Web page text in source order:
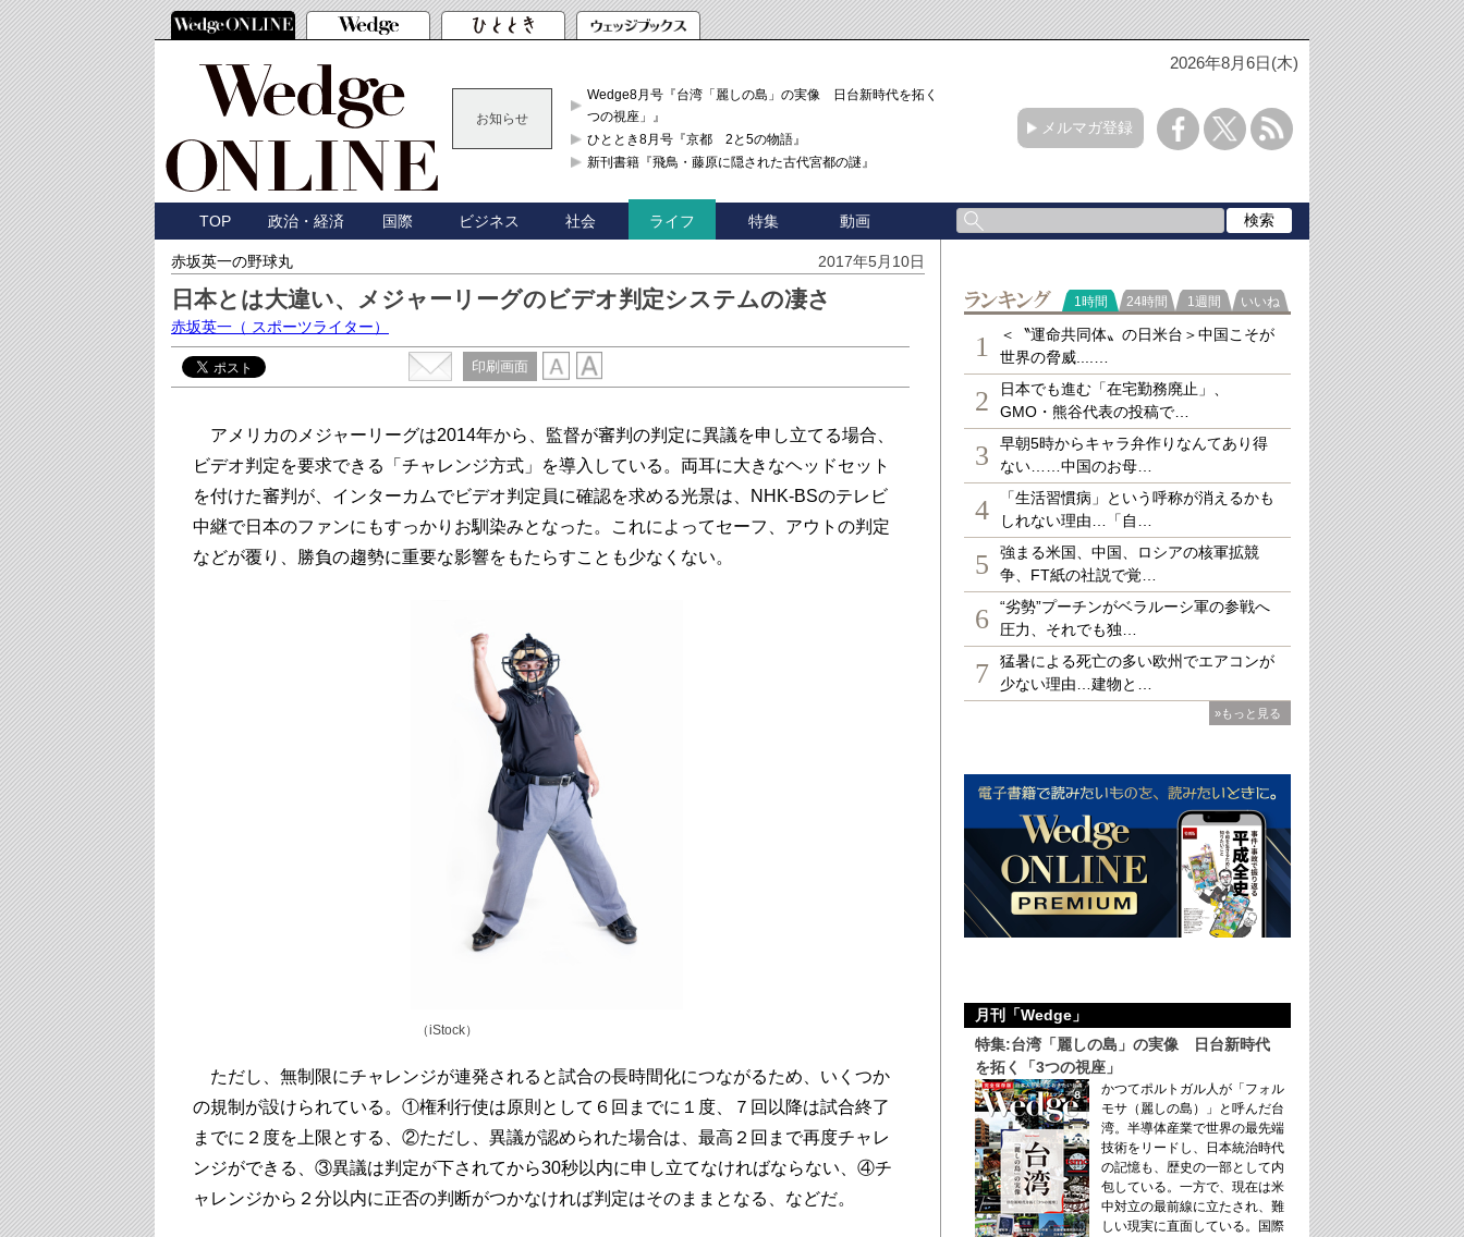
2026年8月6日(木)
お知らせ
Wedge8月号『台湾「麗しの島」の実像 日台新時代を拓く「3
つの視座」』
ひととき8月号『京都 2と5の物語』
新刊書籍『飛鳥・藤原に隠された古代宮都の謎』
メルマガ登録
TOP 政治・経済 国際 ビジネス 社会 ライフ 特集 動画
赤坂英一の野球丸 2017年5月10日
日本とは大違い、メジャーリーグのビデオ判定システムの凄さ
赤坂英一 （ スポーツライター）
印刷画面
アメリカのメジャーリーグは2014年から、監督が審判の判定に異議を申し立てる場合、
ビデオ判定を要求できる「チャレンジ方式」を導入している。両耳に大きなヘッドセット
を付けた審判が、インターカムでビデオ判定員に確認を求める光景は、NHK-BSのテレビ
中継で日本のファンにもすっかりお馴染みとなった。これによってセーフ、アウトの判定
などが覆り、勝負の趨勢に重要な影響をもたらすことも少なくない。
（iStock）
ただし、無制限にチャレンジが連発されると試合の長時間化につながるため、いくつか
の規制が設けられている。①権利行使は原則として６回までに１度、７回以降は試合終了
までに２度を上限とする、②ただし、異議が認められた場合は、最高２回まで再度チャレ
ンジができる、③異議は判定が下されてから30秒以内に申し立てなければならない、④チ
ャレンジから２分以内に正否の判断がつかなければ判定はそのままとなる、などだ。
ランキング
1時間 24時間 1週間 いいね
1
＜〝運命共同体〟の日米台＞中国こそが
世界の脅威....…
2
日本でも進む「在宅勤務廃止」、
GMO・熊谷代表の投稿で…
3
早朝5時からキャラ弁作りなんてあり得
ない……中国のお母…
4
「生活習慣病」という呼称が消えるかも
しれない理由…「自…
5
強まる米国、中国、ロシアの核軍拡競
争、FT紙の社説で覚…
6
“劣勢”プーチンがベラルーシ軍の参戦へ
圧力、それでも独…
7
猛暑による死亡の多い欧州でエアコンが
少ない理由…建物と…
»もっと見る
月刊「Wedge」
特集:台湾「麗しの島」の実像 日台新時代
を拓く「3つの視座」
かつてポルトガル人が「フォル
モサ（麗しの島）」と呼んだ台
湾。半導体産業で世界の最先端
技術をリードし、日本統治時代
の記憶も、歴史の一部として内
包している。一方で、現在は米
中対立の最前線に立たされ、難
しい現実に直面している。国際